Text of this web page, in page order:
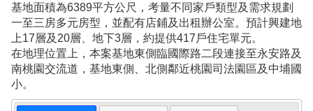
基地面積為6389平方公尺，考量不同家戶類型及需求規劃
一至三房多元房型，並配有店鋪及出租辦公室。預計興建地
上17層及20層、地下3層，約提供417戶住宅單元。
在地理位置上，本案基地東側臨國際路二段連接至永安路及
南桃園交流道，基地東側、北側鄰近桃園司法園區及中埔國
小。